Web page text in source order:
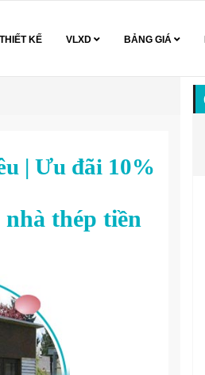
THIẾT KẾ VLXD BẢNG GIÁ
| Ưu đãi 10%
thép tiền